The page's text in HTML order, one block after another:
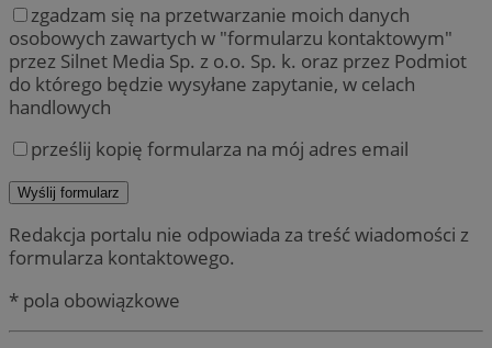
zgadzam się na przetwarzanie moich danych
osobowych zawartych w "formularzu kontaktowym"
przez Silnet Media Sp. z o.o. Sp. k. oraz przez Podmiot
do którego będzie wysyłane zapytanie, w celach
handlowych
prześlij kopię formularza na mój adres email
Redakcja portalu nie odpowiada za treść wiadomości z
formularza kontaktowego.
* pola obowiązkowe